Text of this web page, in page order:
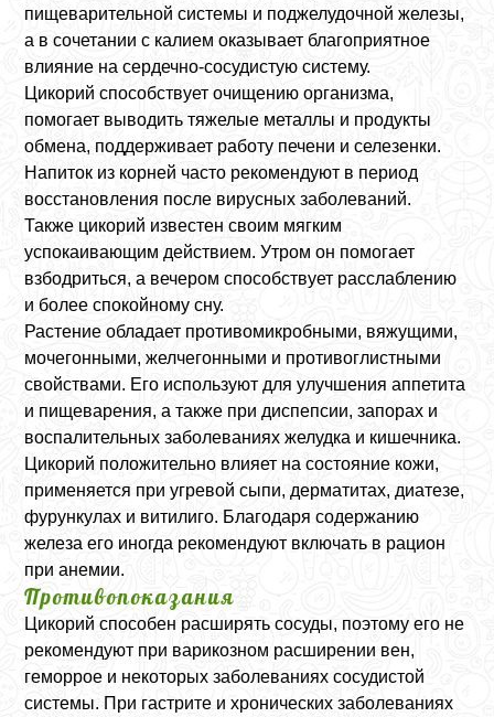
пищеварительной системы и поджелудочной железы,
а в сочетании с калием оказывает благоприятное
влияние на сердечно-сосудистую систему.
Цикорий способствует очищению организма,
помогает выводить тяжелые металлы и продукты
обмена, поддерживает работу печени и селезенки.
Напиток из корней часто рекомендуют в период
восстановления после вирусных заболеваний.
Также цикорий известен своим мягким
успокаивающим действием. Утром он помогает
взбодриться, а вечером способствует расслаблению
и более спокойному сну.
Растение обладает противомикробными, вяжущими,
мочегонными, желчегонными и противоглистными
свойствами. Его используют для улучшения аппетита
и пищеварения, а также при диспепсии, запорах и
воспалительных заболеваниях желудка и кишечника.
Цикорий положительно влияет на состояние кожи,
применяется при угревой сыпи, дерматитах, диатезе,
фурункулах и витилиго. Благодаря содержанию
железа его иногда рекомендуют включать в рацион
при анемии.
Противопоказания
Цикорий способен расширять сосуды, поэтому его не
рекомендуют при варикозном расширении вен,
геморрое и некоторых заболеваниях сосудистой
системы. При гастрите и хронических заболеваниях